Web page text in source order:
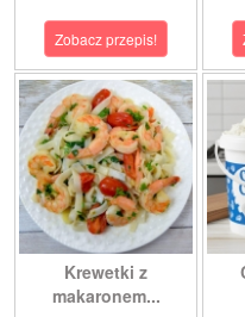
Zobacz przepis!
Krewetki z
makaronem...